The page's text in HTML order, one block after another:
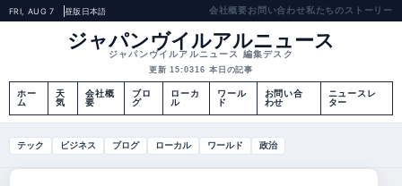
FRI, AUG 7 昼版 日本語 会社概要お問い合わせ私たちのストーリー
ジャパンヴイルアルニュース
ジャパンヴイルアルニュース 編集デスク
更新 15:0316 本日の記事
ホー
ム
天
気
会社概
要
ブロ
グ
ローカ
ル
ワール
ド
お問い合
わせ
ニュースレ
ター
テック ビジネス ブログ ローカル ワールド 政治